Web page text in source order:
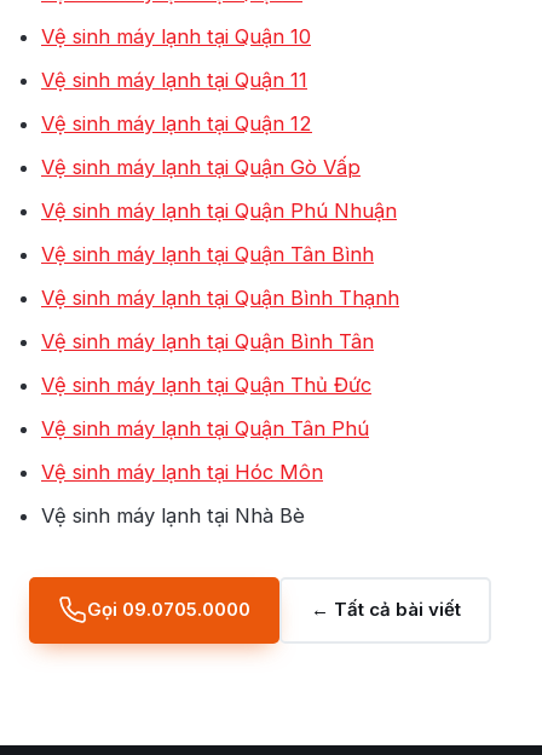
Vệ sinh máy lạnh tại Quận 10
Vệ sinh máy lạnh tại Quận 11
Vệ sinh máy lạnh tại Quận 12
Vệ sinh máy lạnh tại Quận Gò Vấp
Vệ sinh máy lạnh tại Quận Phú Nhuận
Vệ sinh máy lạnh tại Quận Tân Bình
Vệ sinh máy lạnh tại Quận Bình Thạnh
Vệ sinh máy lạnh tại Quận Bình Tân
Vệ sinh máy lạnh tại Quận Thủ Đức
Vệ sinh máy lạnh tại Quận Tân Phú
Vệ sinh máy lạnh tại Hóc Môn
Vệ sinh máy lạnh tại Nhà Bè
Gọi 09.0705.0000 ← Tất cả bài viết